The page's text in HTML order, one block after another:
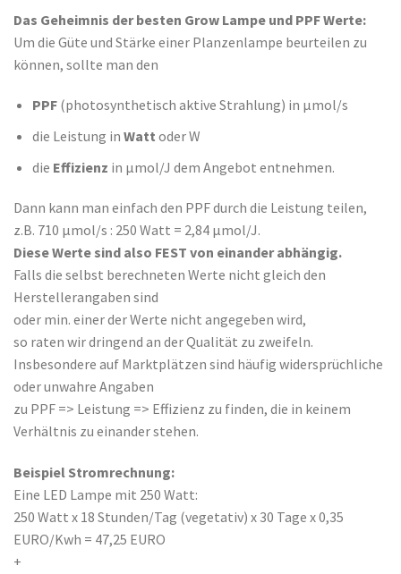
Das Geheimnis der besten Grow Lampe und PPF Werte:
Um die Güte und Stärke einer Planzenlampe beurteilen zu
können, sollte man den
PPF(photosynthetisch aktive Strahlung) in μmol/s
die Leistung in Watt oder W
die Effizienz in μmol/J dem Angebot entnehmen.
Dann kann man einfach den PPF durch die Leistung teilen,
z.B. 710 μmol/s : 250 Watt = 2,84 μmol/J.
Diese Werte sind also FEST von einander abhängig.
Falls die selbst berechneten Werte nicht gleich den
Herstellerangaben sind
oder min. einer der Werte nicht angegeben wird,
so raten wir dringend an der Qualität zu zweifeln.
Insbesondere auf Marktplätzen sind häufig widersprüchliche
oder unwahre Angaben
zu PPF => Leistung => Effizienz zu finden, die in keinem
Verhältnis zu einander stehen.
Beispiel Stromrechnung:
Eine LED Lampe mit 250 Watt:
250 Watt x 18 Stunden/Tag (vegetativ) x 30 Tage x 0,35
EURO/Kwh = 47,25 EURO
+